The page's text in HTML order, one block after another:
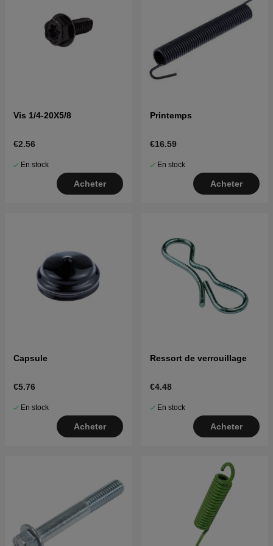
Vis 1/4-20X5/8
€2.56
En stock
Acheter
Printemps
€16.59
En stock
Acheter
Capsule
€5.76
En stock
Acheter
Ressort de verrouillage
€4.48
En stock
Acheter